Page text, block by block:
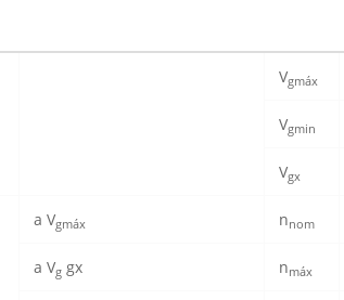
Vgmáx
Vgmin
Vgx
a Vgmáx nnom
a Vggx nmáx